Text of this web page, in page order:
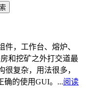
件，工作台、熔炉、
和挖矿之外打交道最
复杂，用法很多，
确的使用GUI。...阅读